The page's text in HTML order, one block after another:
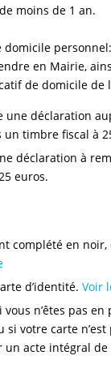
moins de 1 an.
domicile
en Mairie,
de domicile de
une déclaration
timbre fiscal à
déclaration à
euros.
complété en noir,
d’identité. Voir
vous n’êtes pas en
si votre carte
acte intégral de